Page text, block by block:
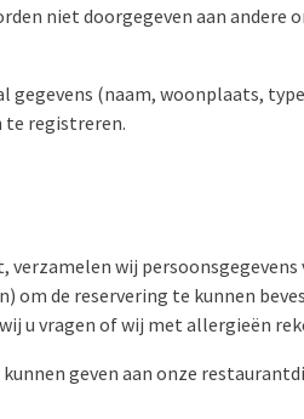
niet doorgegeven aan andere
gegevens (naam, woonplaats,
te registreren.
verzamelen wij
de reservering te kunnen
u vragen of wij met allergieën
geven aan onze